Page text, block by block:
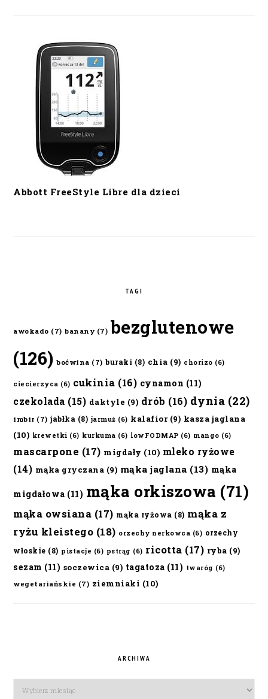
Abbott FreeStyle Libre dla dzieci
TAGI
awokado (7) banany (7) bezglutenowe
(126) boćwina (7) buraki (8) chia (9) chorizo (6)
ciecierzyca (6) cukinia (16) cynamon (11)
czekolada (15) daktyle (9) drób (16) dynia (22)
imbir (7) jabłka (8) jarmuż (6) kalafior(9) kasza jaglana
(10) krewetki (6) kurkuma (6) lowFODMAP (6) mango (6)
mascarpone (17) migdały (10) mleko ryżowe
(14) mąka gryczana (9) mąka jaglana (13) mąka
migdałowa (11) mąka orkiszowa (71)
mąka owsiana (17) mąka ryżowa (8) mąka z
ryżu kleistego (18) orzechy nerkowca (6) orzechy
włoskie (8) pistacje (6) pstrąg (6) ricotta (17) ryba (9)
sezam (11) soczewica (9) tagatoza (11) twaróg (6)
wegetariańskie (7) ziemniaki (10)
ARCHIWA
Archiwa